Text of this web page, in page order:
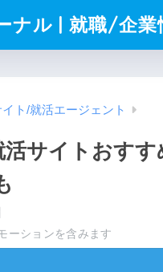
ナル | 就職/企業
ト/就活エージェント
活サイトおす
ーションを含みます